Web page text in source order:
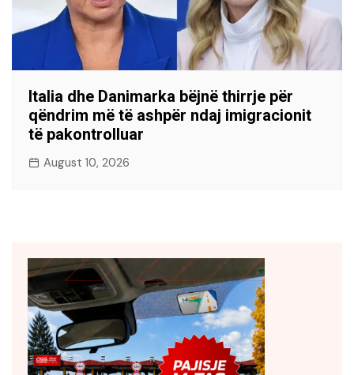
Italia dhe Danimarka bëjnë thirrje për
qëndrim më të ashpër ndaj imigracionit
të pakontrolluar
August 10, 2026